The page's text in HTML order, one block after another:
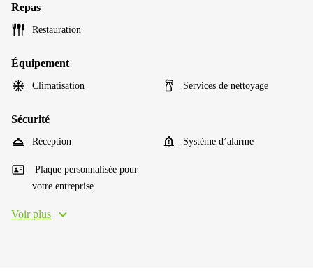
Repas
Restauration
Équipement
Climatisation Services de nettoyage
Sécurité
Réception Système d’alarme
Plaque personnalisée pour
votre entreprise
Voir plus